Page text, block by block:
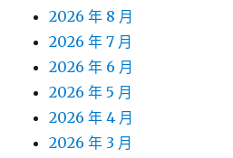
2026 年 8 月
2026 年 7 月
2026 年 6 月
2026 年 5 月
2026 年 4 月
2026 年 3 月